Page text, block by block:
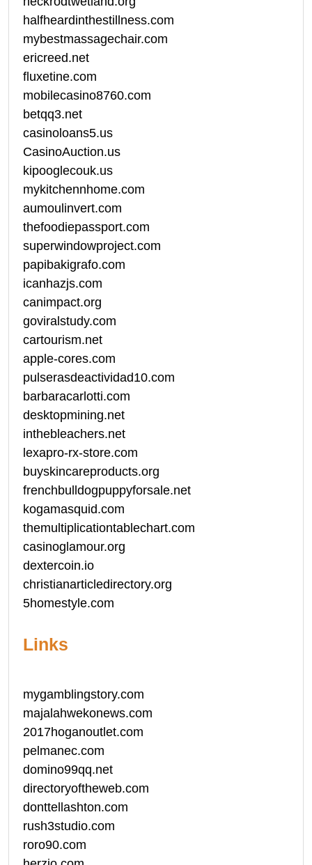
halfheardinthestillness.com
mybestmassagechair.com
ericreed.net
fluxetine.com
mobilecasino8760.com
betqq3.net
casinoloans5.us
CasinoAuction.us
kipooglecouk.us
mykitchennhome.com
aumoulinvert.com
thefoodiepassport.com
superwindowproject.com
papibakigrafo.com
icanhazjs.com
canimpact.org
goviralstudy.com
cartourism.net
apple-cores.com
pulserasdeactividad10.com
barbaracarlotti.com
desktopmining.net
inthebleachers.net
lexapro-rx-store.com
buyskincareproducts.org
frenchbulldogpuppyforsale.net
kogamasquid.com
themultiplicationtablechart.com
casinoglamour.org
dextercoin.io
christianarticledirectory.org
5homestyle.com
Links
mygamblingstory.com
majalahwekonews.com
2017hoganoutlet.com
pelmanec.com
domino99qq.net
directoryoftheweb.com
donttellashton.com
rush3studio.com
roro90.com